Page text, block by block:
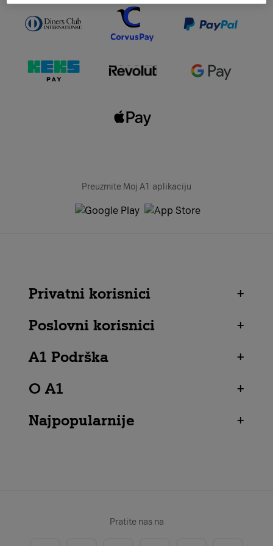
Preuzmite Moj A1 aplikaciju
Privatni korisnici
+
Poslovni korisnici
+
A1 Podrška
+
O A1
+
Najpopularnije
+
Pratite nas na